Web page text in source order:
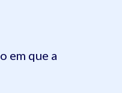
em que a